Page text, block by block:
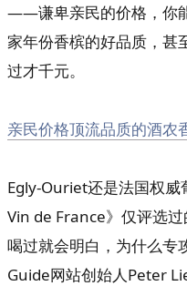
——谦卑亲民的价格，你
家年份香槟的好品质，甚
过才千元。
亲民价格顶流品质的酒农
Egly-Ouriet还是法国权
Vin de France》仅评选过
喝过就会明白，为什么
Guide网站创始人Peter